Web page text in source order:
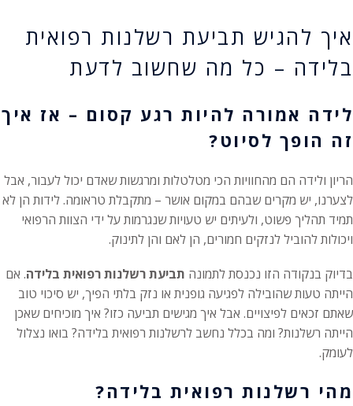
איך להגיש תביעת רשלנות רפואית
בלידה – כל מה שחשוב לדעת
לידה אמורה להיות רגע קסום – אז איך
זה הופך לסיוט?
הריון ולידה הם מהחוויות הכי מטלטלות ומרגשות שאדם יכול לעבור, אבל
לצערנו, יש מקרים שבהם במקום אושר – מתקבלת טראומה. לידות הן לא
תמיד תהליך פשוט, ולעיתים יש טעויות שנגרמות על ידי הצוות הרפואי
ויכולות להוביל לנזקים חמורים, הן לאם והן לתינוק.
בדיוק בנקודה הזו נכנסת לתמונה תביעת רשלנות רפואית בלידה. אם
הייתה טעות שהובילה לפגיעה גופנית או נזק בלתי הפיך, יש סיכוי טוב
שאתם זכאים לפיצויים. אבל איך מגישים תביעה כזו? איך מוכיחים שאכן
הייתה רשלנות? ומה בכלל נחשב לרשלנות רפואית בלידה? בואו נצלול
לעומק.
מהי רשלנות רפואית בלידה?